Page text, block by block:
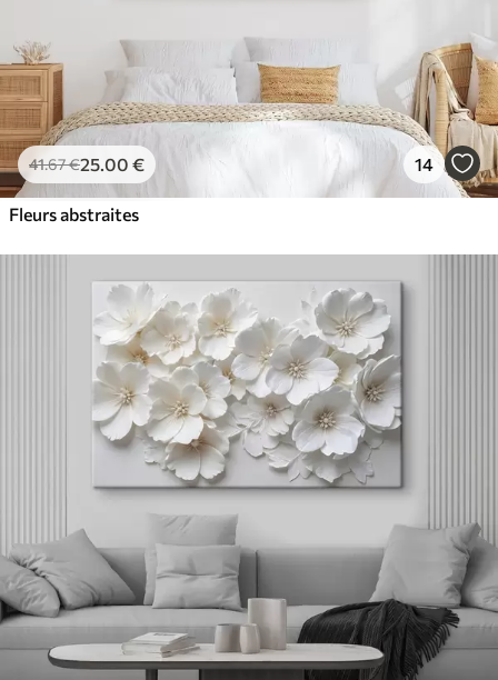
41.67€25.00 € 14
Fleurs abstraites